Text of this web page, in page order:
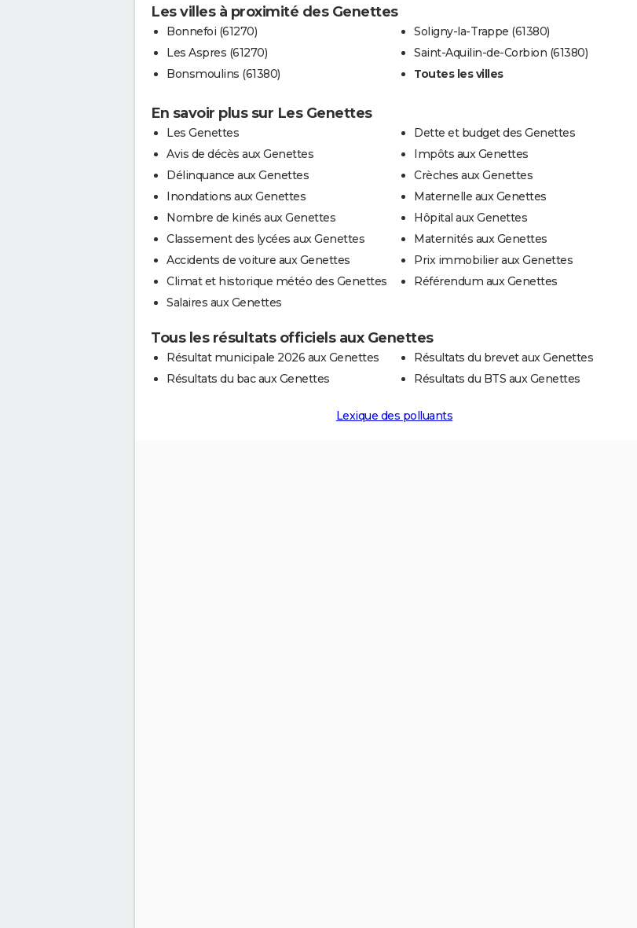
Les villes à proximité des Genettes
Bonnefoi (61270)
Les Aspres (61270)
Bonsmoulins (61380)
Soligny-la-Trappe (61380)
Saint-Aquilin-de-Corbion (61380)
Toutes les villes
En savoir plus sur Les Genettes
Les Genettes
Avis de décès aux Genettes
Délinquance aux Genettes
Inondations aux Genettes
Nombre de kinés aux Genettes
Classement des lycées aux Genettes
Accidents de voiture aux Genettes
Climat et historique météo des Genettes
Salaires aux Genettes
Dette et budget des Genettes
Impôts aux Genettes
Crèches aux Genettes
Maternelle aux Genettes
Hôpital aux Genettes
Maternités aux Genettes
Prix immobilier aux Genettes
Référendum aux Genettes
Tous les résultats officiels aux Genettes
Résultat municipale 2026 aux Genettes
Résultats du bac aux Genettes
Résultats du brevet aux Genettes
Résultats du BTS aux Genettes
Lexique des polluants